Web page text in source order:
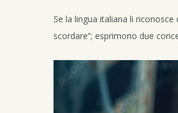
Se la lingua italiana li
scordare”; esprimono due